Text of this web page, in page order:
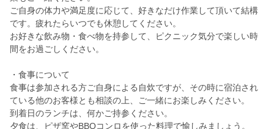
ご自身の体力や満足度に応じて、好きなだけ作業して頂いて結構
です。疲れたらいつでも休憩してください。
お好きな飲み物・食べ物を持参して、ピクニック気分で楽しい時
間をお過ごしください。
・食事について
食事は参加される方ご自身による自炊ですが、その時に宿泊され
ている他のお客様とも相談の上、ご一緒にお楽しみください。
到着日のランチは、何かご持参ください。
夕食は、ピザ窯やBBQコンロを使った料理で愉しみましょう。